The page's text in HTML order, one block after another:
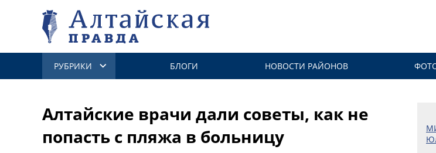
РУБРИКИ БЛОГИ НОВОСТИ РАЙОНОВ
Алтайские врачи дали советы, как не
попасть с пляжа в больницу